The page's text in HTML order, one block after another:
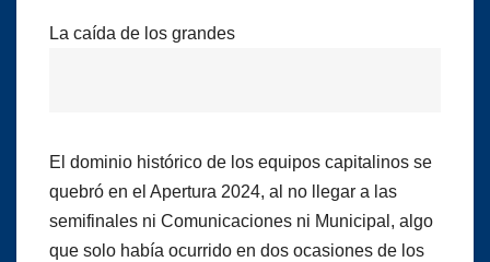
La caída de los grandes
El dominio histórico de los equipos capitalinos se
quebró en el Apertura 2024, al no llegar a las
semifinales ni Comunicaciones ni Municipal, algo
que solo había ocurrido en dos ocasiones de los